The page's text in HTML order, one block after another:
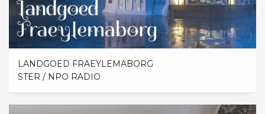
LANDGOED FRAEYLEMABORG
STER / NPO RADIO